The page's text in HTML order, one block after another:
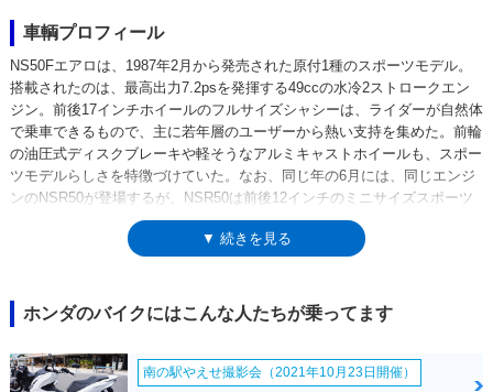
車輌プロフィール
NS50Fエアロは、1987年2月から発売された原付1種のスポーツモデル。
搭載されたのは、最高出力7.2psを発揮する49ccの水冷2ストロークエン
ジン。前後17インチホイールのフルサイズシャシーは、ライダーが自然体
で乗車できるもので、主に若年層のユーザーから熱い支持を集めた。前輪
の油圧式ディスクブレーキや軽そうなアルミキャストホイールも、スポー
ツモデルらしさを特徴づけていた。なお、同じ年の6月には、同じエンジ
ンのNSR50が登場するが、NSR50は前後12インチのミニサイズスポーツ
で、競合するモデルではなかったが、買う側からすれば、悩ましい選択だ
った。89年のマイナーチェンジを機に、車名から「エアロ」が抜けて単に
▼ 続きを見る
ホンダのバイクにはこんな人たちが乗ってます
南の駅やえせ撮影会（2021年10月23日開催）